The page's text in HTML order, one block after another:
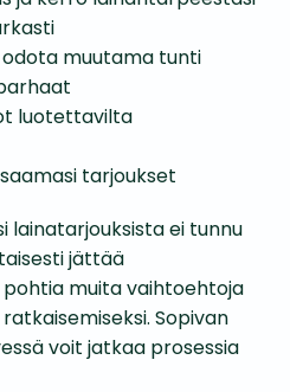
odota muutama tunti
luotettavilta
tarjoukset
lainatarjouksista ei tunnu
jättää
pohtia muita vaihtoehtoja
Sopivan
voit jatkaa prosessia